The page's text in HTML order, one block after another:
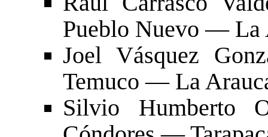
Pueblo Nuevo — La
Joel Vásquez
Temuco — La
Silvio